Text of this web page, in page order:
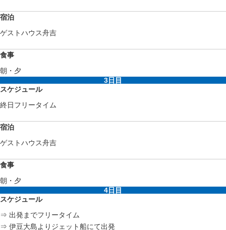
宿泊
ゲストハウス舟吉
食事
朝・夕
3日目
スケジュール
終日フリータイム
宿泊
ゲストハウス舟吉
食事
朝・夕
4日目
スケジュール
⇒ 出発までフリータイム
⇒ 伊豆大島よりジェット船にて出発